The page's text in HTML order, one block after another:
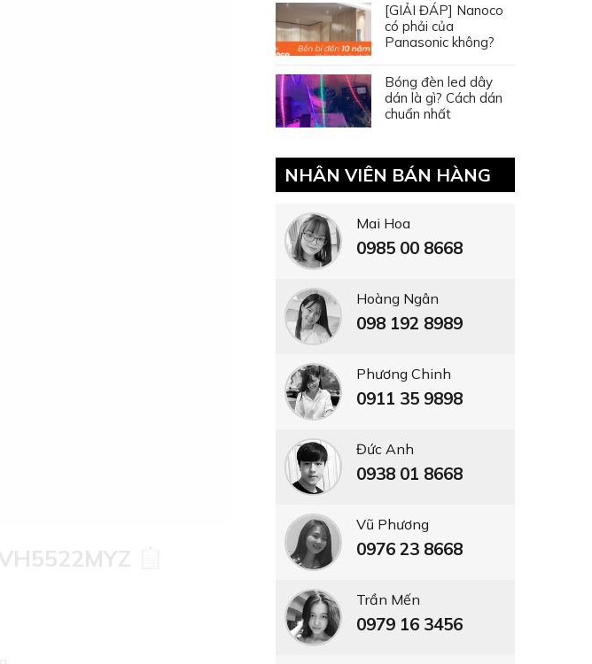
[GIẢI ĐÁP] Nanoco
có phải của
Panasonic không?
Bóng đèn led dây
dán là gì? Cách dán
chuẩn nhất
NHÂN VIÊN BÁN HÀNG
Mai Hoa
0985 00 8668
Hoàng Ngân
098 192 8989
Phương Chinh
0911 35 9898
Đức Anh
0938 01 8668
Vũ Phương
0976 23 8668
Trần Mến
0979 16 3456